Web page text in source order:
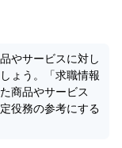
やサービスに対し
ょう。「求職情報
商品やサービス
役務の参考にする